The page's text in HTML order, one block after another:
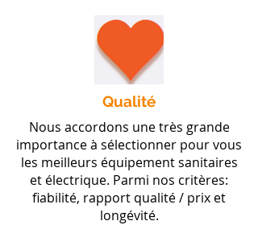
Qualité
Nous accordons une très grande
importance à sélectionner pour vous
les meilleurs équipement sanitaires
et électrique. Parmi nos critères:
fiabilité, rapport qualité / prix et
longévité.